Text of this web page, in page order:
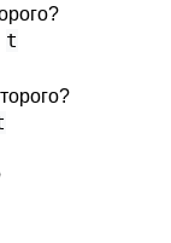
t